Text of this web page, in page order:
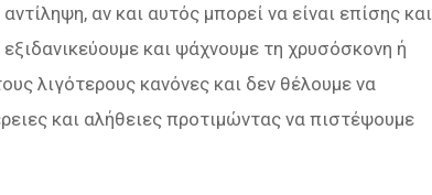
αν και αυτός μπορεί να είναι επίσης και
και ψάχνουμε τη χρυσόσκονη ή
λιγότερους κανόνες και δεν θέλουμε να
και αλήθειες προτιμώντας να πιστέψουμε